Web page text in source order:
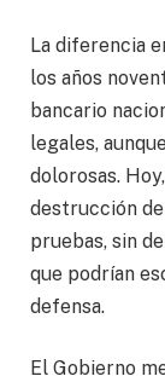
La diferencia
los años
bancario
legales,
dolorosas.
destrucción
pruebas, sin
que podrían
defensa.
El Gobierno